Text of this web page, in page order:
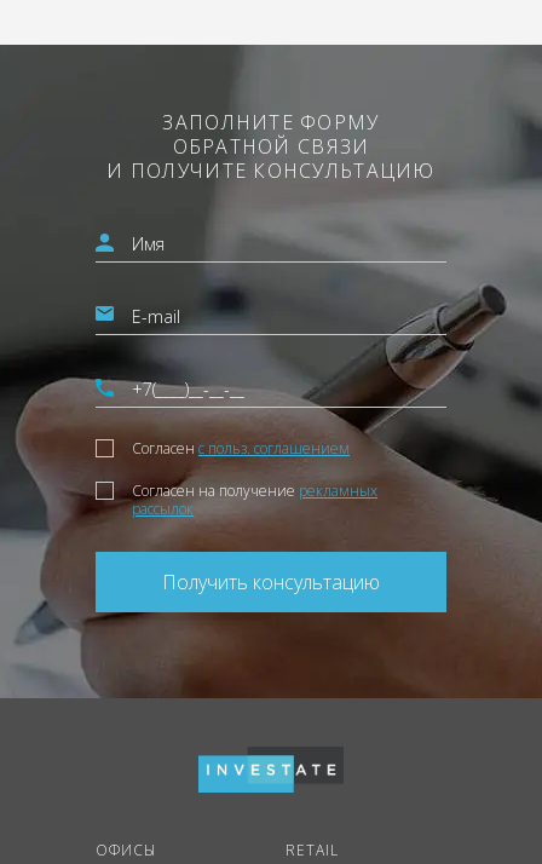
ЗАПОЛНИТЕ ФОРМУ
ОБРАТНОЙ СВЯЗИ
И ПОЛУЧИТЕ КОНСУЛЬТАЦИЮ
Согласен с польз. соглашением
Согласен на получение рекламных
рассылок
Получить консультацию
ОФИСЫ
RETAIL